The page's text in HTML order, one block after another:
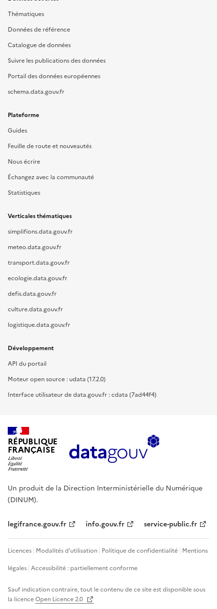
Thématiques
Données de référence
Catalogue de données
Suivre les publications des données
Portail des données européennes
schema.data.gouv.fr
Plateforme
Guides
Feuille de route et nouveautés
Nous écrire
Échangez avec la communauté
Statistiques
Verticales thématiques
simplifions.data.gouv.fr
meteo.data.gouv.fr
transport.data.gouv.fr
ecologie.data.gouv.fr
defis.data.gouv.fr
culture.data.gouv.fr
logistique.data.gouv.fr
Développement
API du portail
Moteur open source : udata (17.2.0)
Interface utilisateur de data.gouv.fr : cdata (7ad44f4)
RÉPUBLIQUE
FRANÇAISE
Un produit de la Direction Interministérielle du Numérique
(DINUM).
legifrance.gouv.fr info.gouv.fr service-public.fr
Licences Modalités d'utilisation Politique de confidentialité Mentions
légales Accessibilité : partiellement conforme
Sauf indication contraire, tout le contenu de ce site est disponible sous
la licenceOpen Licence 2.0